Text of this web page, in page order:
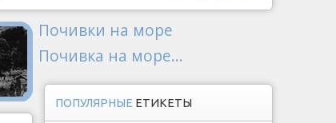
Почивки на море
Почивка на море...
ПОПУЛЯРНЫЕ ЕТИКЕТЫ